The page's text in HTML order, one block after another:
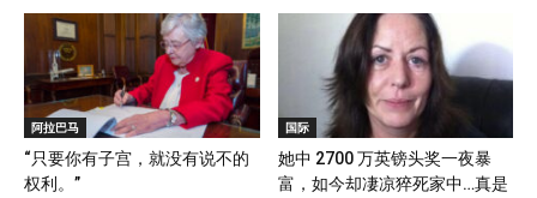
阿拉巴马
“只要你有子宫，就没有说不的
权利。”
国际
她中 2700 万英镑头奖一夜暴
富，如今却凄凉猝死家中…真是